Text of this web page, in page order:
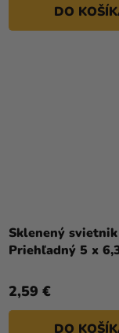
DO
Sklenený
Priehľadný 5 x
2,59 €
DO